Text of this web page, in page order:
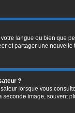
langue ou bien que
et partager une
?
lorsque vous
image, souvent